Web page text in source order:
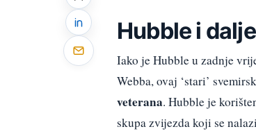
Hubble i
Iako je Hubble u zadnje
Webba, ovaj ‘stari’
veterana. Hubble je
skupa zvijezda koji se